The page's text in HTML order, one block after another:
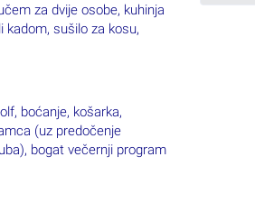
za dvije osobe, kuhinja
kadom, sušilo za kosu,
boćanje, košarka,
(uz predočenje
bogat večernji program